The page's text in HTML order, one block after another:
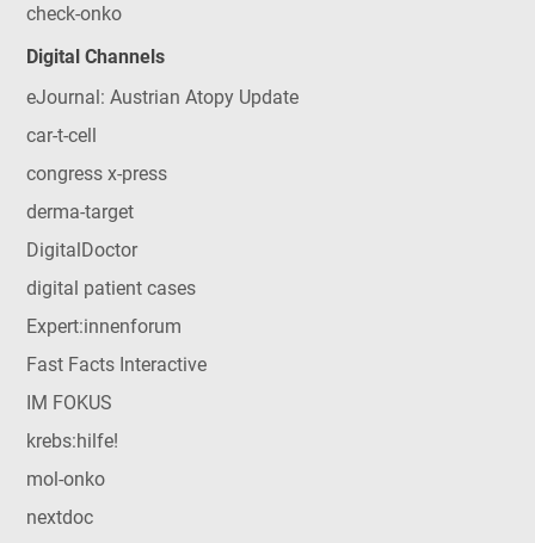
check-onko
Digital Channels
eJournal: Austrian Atopy Update
car-t-cell
congress x-press
derma-target
DigitalDoctor
digital patient cases
Expert:innenforum
Fast Facts Interactive
IM FOKUS
krebs:hilfe!
mol-onko
nextdoc